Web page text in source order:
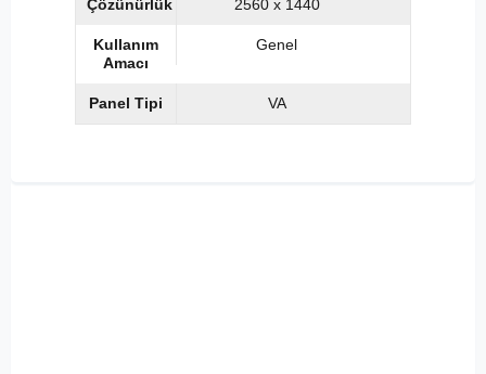
Çözünürlük 2560 x 1440
Kullanım
Amacı
Genel
Panel Tipi VA